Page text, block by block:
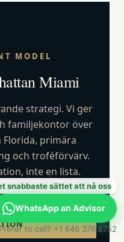
MODEL
Miami
strategi. Vi ger
familjekontor över
primära
och troféförvärv.
inte en lista.
snabbaste sättet att nå oss
WhatsApp an Advisor
to call? +1 646 376 8752